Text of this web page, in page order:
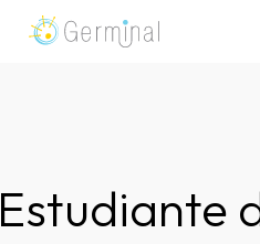
Estudiante